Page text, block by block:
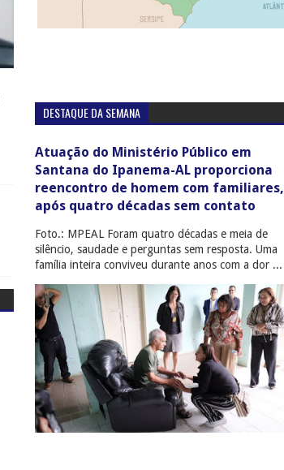
DESTAQUE DA SEMANA
Atuação do Ministério Público em
Santana do Ipanema-AL proporciona
reencontro de homem com familiares,
após quatro décadas sem contato
Foto.: MPEAL Foram quatro décadas e meia de
silêncio, saudade e perguntas sem resposta. Uma
família inteira conviveu durante anos com a dor ...